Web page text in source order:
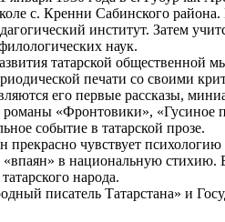
с. Кренни Сабинского
институт. Затем
наук.
татарской общественной
печати со своими
его первые рассказы,
«Фронтовики», «Гусиное
событие в татарской прозе.
чувствует психологию
в национальную
народа.
писатель Татарстана» и